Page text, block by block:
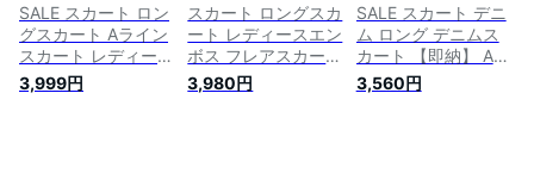
SALE スカート ロン
グスカート Aライン
スカート レディース
【即納】 マキシスカ
ート コットン100％
3,999円
スカート ロングスカ
ート レディースエン
ボス フレアスカート
ボトムス Aライン フ
レア レディース ロ
3,980円
SALE スカート デニ
ム ロング デニムス
カート 【即納】 Aラ
イン レディース ロ
ングスカート ボトム
3,560円